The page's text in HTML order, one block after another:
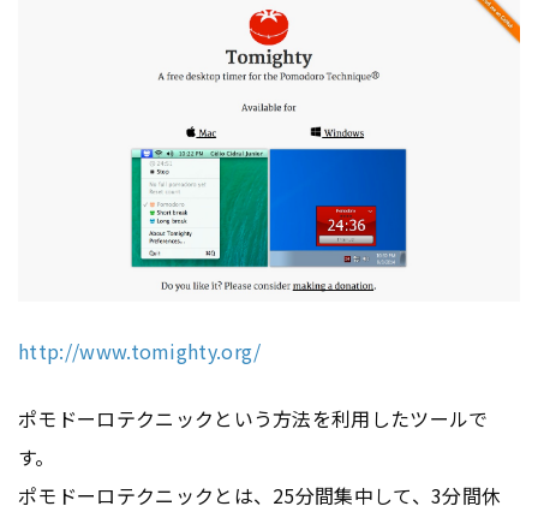
http://www.tomighty.org/
ポモドーロテクニックという方法を利用したツールで
す。
ポモドーロテクニックとは、25分間集中して、3分間休